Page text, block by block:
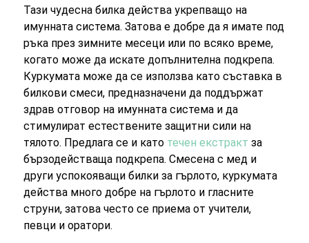
Тази чудесна билка действа укрепващо на
имунната система. Затова е добре да я имате под
ръка през зимните месеци или по всяко време,
когато може да искате допълнителна подкрепа.
Куркумата може да се използва като съставка в
билкови смеси, предназначени да поддържат
здрав отговор на имунната система и да
стимулират естествените защитни сили на
тялото. Предлага се и като течен екстракт за
бързодействаща подкрепа. Смесена с мед и
други успокояващи билки за гърлото, куркумата
действа много добре на гърлото и гласните
струни, затова често се приема от учители,
певци и оратори.